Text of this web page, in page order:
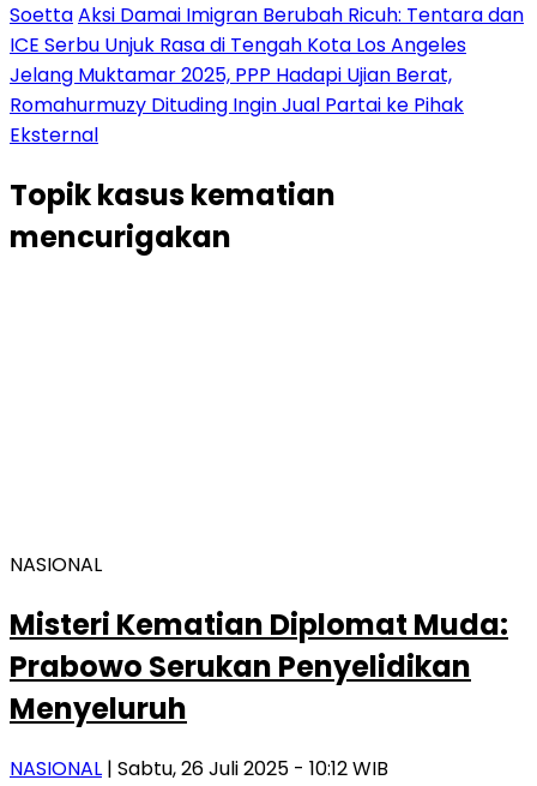
SoettaAksi Damai Imigran Berubah Ricuh: Tentara dan
ICE Serbu Unjuk Rasa di Tengah Kota Los Angeles
Jelang Muktamar 2025, PPP Hadapi Ujian Berat,
Romahurmuzy Dituding Ingin Jual Partai ke Pihak
Eksternal
Topikkasus kematian
mencurigakan
NASIONAL
Misteri Kematian Diplomat Muda:
Prabowo Serukan Penyelidikan
Menyeluruh
NASIONAL | Sabtu, 26 Juli 2025 - 10:12 WIB